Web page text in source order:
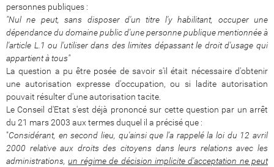
personnes publiques :
"Nul ne peut, sans disposer d'un titre l'y habilitant, occuper une
dépendance du domaine public d'une personne publique mentionnée à
l'article L.1 ou l'utiliser dans des limites dépassant le droit d'usage qui
appartient à tous"
La question a pu être posée de savoir s'il était nécessaire d'obtenir
une autorisation expresse d'occupation, ou si ladite autorisation
pouvait résulter d'une autorisation tacite.
Le Conseil d'Etat s'est déjà prononcé sur cette question par un arrêt
du 21 mars 2003 aux termes duquel il a précisé que :
"Considérant, en second lieu, qu'ainsi que l'a rappelé la loi du 12 avril
2000 relative aux droits des citoyens dans leurs relations avec les
administrations,un régime de décision implicite d'acceptation ne peut